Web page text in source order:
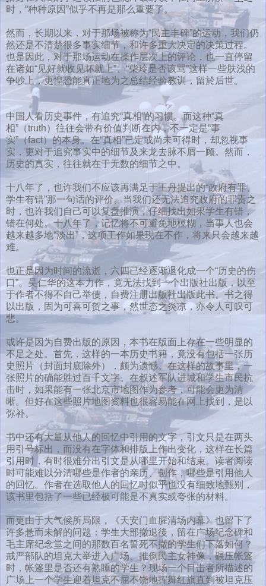
时，“种种原因”似乎不再是那么重要了。
然而，长期以来，对于那场被称为“民主丰碑”的运动，我们仍
然还是不清楚很多事实细节，和许多重大决定的决策过程。
也是因此，对于那场运动在操作层次上的评论，也一直停留
在诸如“见好就收见坏就上”、“柴玲是否该骂”这样一些肤浅的
争吵上，更惶恐能真正地为之总结经验教训，留於后世。
中国人看历史事件，有追究“真相”的习惯。而这种“真
相”（truth）往往会带有价值判断在内，不一定是“事
实”（fact）的本身。在“真相”已定或尚未可得时，却忽视事
实，更对于追究事实中的细节及来龙去脉不屑一顾。然而，
历史的真实，往往就在于无数的细节之中。
十八年了，也许我们不应该再满足于王丹提出的“政府有罪、
学生有错”那一句话的评价。当我们还无法追究政府的罪责之
时，也许我们自己可以复盘推演，仔细找出如果学生有错，
错在何处。十八年了，记忆将不可避免地模糊，当事人也会
越来越多地“淡出”，这项工作如果现在不作，将来只会越来越
难。
也正是因为时间的流逝，六四已经逐渐退化成一个“历史的伤
口”。吴仁华的这本力作，竟无法找到一个出版社出版，以至
于作者不得不自己举债，自费注册出版社出版此书。书之得
以出版，固为可喜可贺之事，然世态之炎凉，亦令人可叹可
悲。
或许是因为自费出版的原因，本书在版面上存在一些明显的
不足之处。首先，这样的一本历史书籍，竟没有包括一张历
史照片（封面封底除外），颇为遗憾。在这样的故事里，一
张照片的确能胜过百千文字。在叙述军队进城和学生市民抗
击时，如果能有一张北京市地图作为参考，可能会更为清
晰。但好在这些照片地图资料也很容易能在网上找到，是以
弥补。
书中还有大量从他人的回忆中引用的文字，引文只是在两头
用引号标出，而没有在字体和排版上作出变化，这样在长篇
引用时，有时很难分出引文是从哪里开始和结束。读者阅读
时可能难以分清哪些是作者的亲历、创作，哪些是引用他人
的回忆。作者在选取他人的回忆时似乎也没有细致地甄别，
该书里包括了一些已经极可能是不真实或夸张的材料。
而更由于大气候所局限，《天安门血腥清场内幕》也留下了
许多悬而未解的问题：学生大部撤退後，留在广场纪念碑和
毛主席纪念堂之间的那数百名誓死不撤的学生们下落如何？
戒严部队的坦克大举进入广场、推倒民主女神像，碾压帐篷
时，帐篷里是否还有熟睡的学生？现场一个目击者所描述的
广场上一个学生迎着坦克不屈不饶地挥舞红旗直到被坦克压